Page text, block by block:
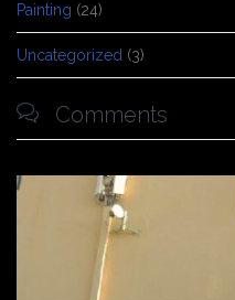
Painting (24)
Uncategorized (3)
 Comments